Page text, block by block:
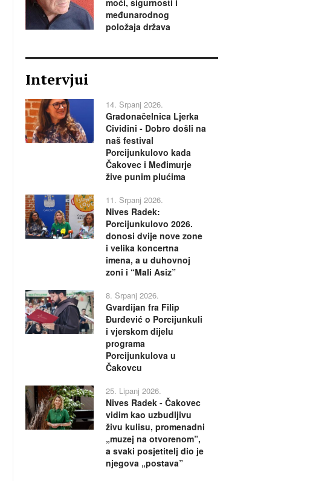
međunarodnog
položaja država
Intervjui
14. Srpanj 2026.
Gradonačelnica Ljerka
Cividini - Dobro došli na
naš festival
Porcijunkulovo kada
Čakovec i Međimurje
žive punim plućima
11. Srpanj 2026.
Nives Radek:
Porcijunkulovo 2026.
donosi dvije nove zone
i velika koncertna
imena, a u duhovnoj
zoni i “Mali Asiz”
8. Srpanj 2026.
Gvardijan fra Filip
Đurđević o Porcijunkuli
i vjerskom dijelu
programa
Porcijunkulova u
Čakovcu
25. Lipanj 2026.
Nives Radek - Čakovec
vidim kao uzbudljivu
živu kulisu, promenadni
„muzej na otvorenom”,
a svaki posjetitelj dio je
njegova „postava”